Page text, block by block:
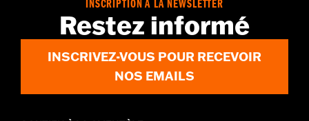
INSCRIPTION À LA NEWSLETTER
Restez informé
INSCRIVEZ-VOUS POUR RECEVOIR
NOS EMAILS